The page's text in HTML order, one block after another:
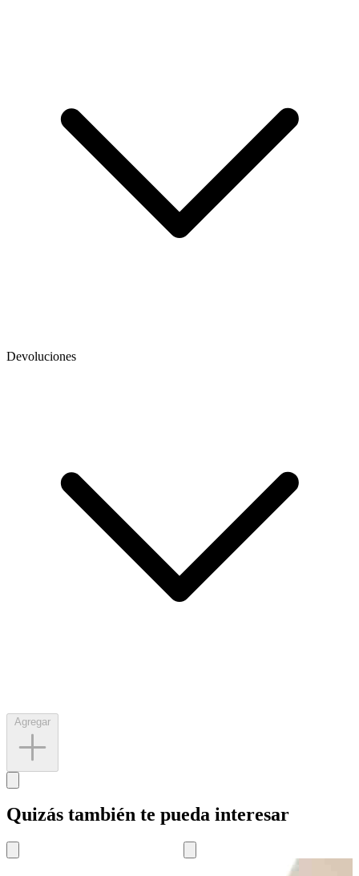
Devoluciones
Quizás también te pueda interesar